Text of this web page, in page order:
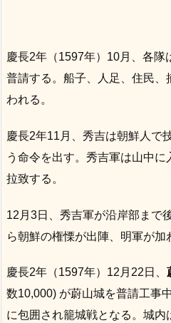
慶長2年（1597年）10月、各隊
普請する。船子、人足、住民
われる。
慶長2年11月、秀吉は朝鮮人で
う命令を出す。秀吉軍は山中に
拉致する。
12月3日、秀吉軍が沿岸部まで
ら朝鮮の権慄が出陣、明軍が加
慶長2年（1597年）12月22日、
数10,000) が蔚山城を普請工事
に包囲され籠城戦となる。城